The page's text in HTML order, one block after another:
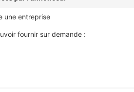
une entreprise
fournir sur demande :